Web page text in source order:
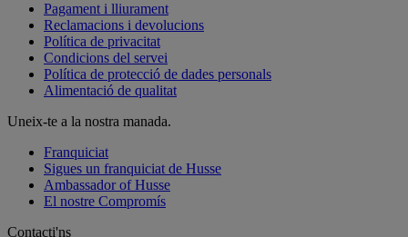
Pagament i lliurament
Reclamacions i devolucions
Política de privacitat
Condicions del servei
Política de protecció de dades personals
Alimentació de qualitat
Uneix-te a la nostra manada.
Franquiciat
Sigues un franquiciat de Husse
Ambassador of Husse
El nostre Compromís
Contacti'ns